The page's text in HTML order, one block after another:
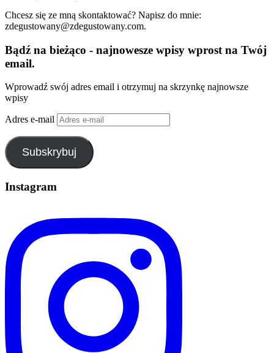
Chcesz się ze mną skontaktować? Napisz do mnie:
zdegustowany@zdegustowany.com.
Bądź na bieżąco - najnowesze wpisy wprost na Twój
email.
Wprowadź swój adres email i otrzymuj na skrzynkę najnowsze
wpisy
Adres e-mail
Subskrybuj
Instagram